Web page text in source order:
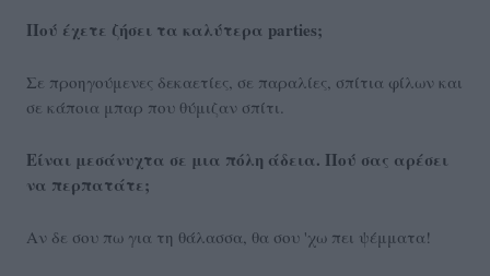
Πού έχετε ζήσει τα καλύτερα parties;
Σε προηγούμενες δεκαετίες, σε παραλίες, σπίτια φίλων και
σε κάποια μπαρ που θύμιζαν σπίτι.
Είναι μεσάνυχτα σε μια πόλη άδεια. Πού σας αρέσει
να περπατάτε;
Αν δε σου πω για τη θάλασσα, θα σου 'χω πει ψέμματα!